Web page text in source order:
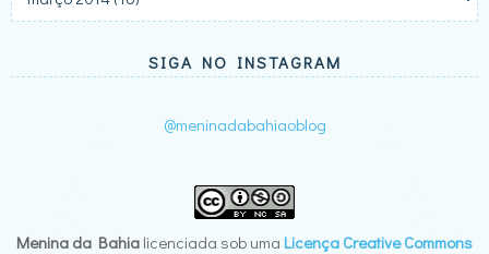
SIGA NO INSTAGRAM
@meninadabahiaoblog
Menina da Bahia licenciada sob uma Licença Creative Commons